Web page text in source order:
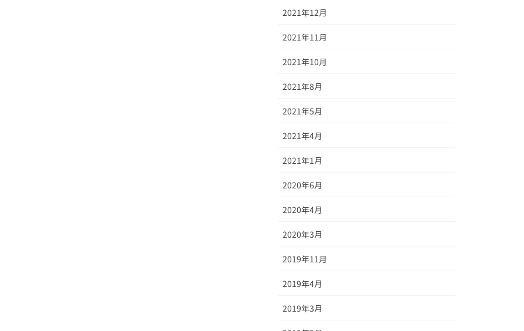
2021年12月
2021年11月
2021年10月
2021年8月
2021年5月
2021年4月
2021年1月
2020年6月
2020年4月
2020年3月
2019年11月
2019年4月
2019年3月